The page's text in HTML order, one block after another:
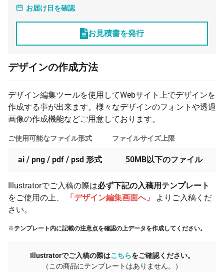
お届け日を確認
お見積書を発行
デザインの作成方法
デザイン編集ツールを使用してWebサイト上でデザインを
作成する事が出来ます。様々なデザインのフォントや透過
画像の作成機能などご用意しております。
ご使用可能なファイル形式
ai / png / pdf / psd 形式
ファイルサイズ上限
50MB以下のファイル
Illustratorでご入稿の際は必ず下記の入稿用テンプレート
をご使用の上、
「デザイン編集画面へ」
よりご入稿くだ
さい。
※テンプレート内に記載の注意点を確認の上データを作成してください。
Illustratorでご入稿の際はこちらをご確認ください。
（この商品にテンプレートはありません。）